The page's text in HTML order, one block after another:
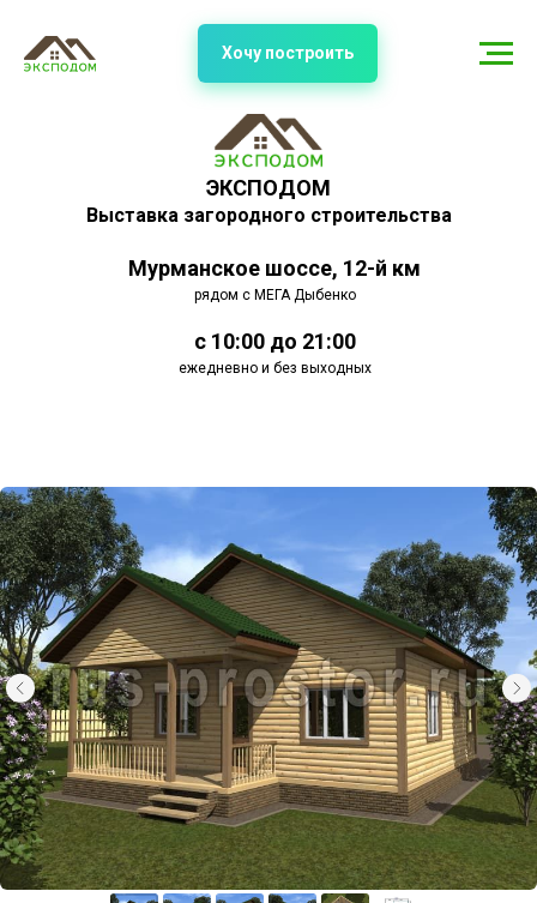
ЭКСПОДОМ
Выставка загородного строительства
Мурманское шоссе, 12-й км
рядом с МЕГА Дыбенко
с 10:00 до 21:00
ежедневно и без выходных
Хочу построить